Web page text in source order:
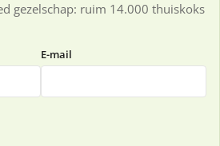
gezelschap: ruim 14.000 thuiskoks
E-mail